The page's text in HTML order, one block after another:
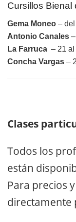
Cursillos Bienal
Gema Moneo –
Antonio Canales
La Farruca – 21
Concha Vargas –
Clases
Todos los
están
Para precios
directamente